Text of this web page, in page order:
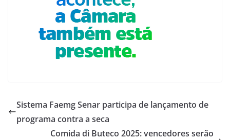
Sistema Faemg Senar participa de lançamento de
programa contra a seca
Comida di Buteco 2025: vencedores serão